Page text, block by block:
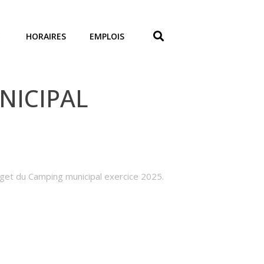
HORAIRES EMPLOIS
du Camping municipal exercice 2025.